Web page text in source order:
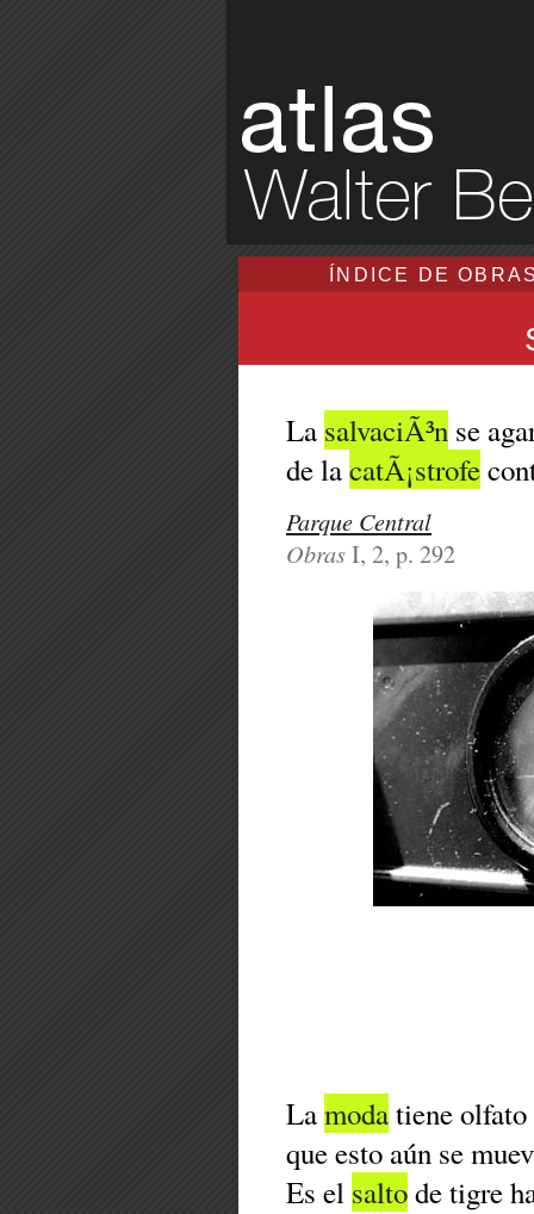
ÍNDICE DE
La salvaciÃ³n se
de lacatÃ¡strofe
Parque Central
ObrasI, 2, p. 292
Lamodatiene
que esto aún se
Es el saltode tigre